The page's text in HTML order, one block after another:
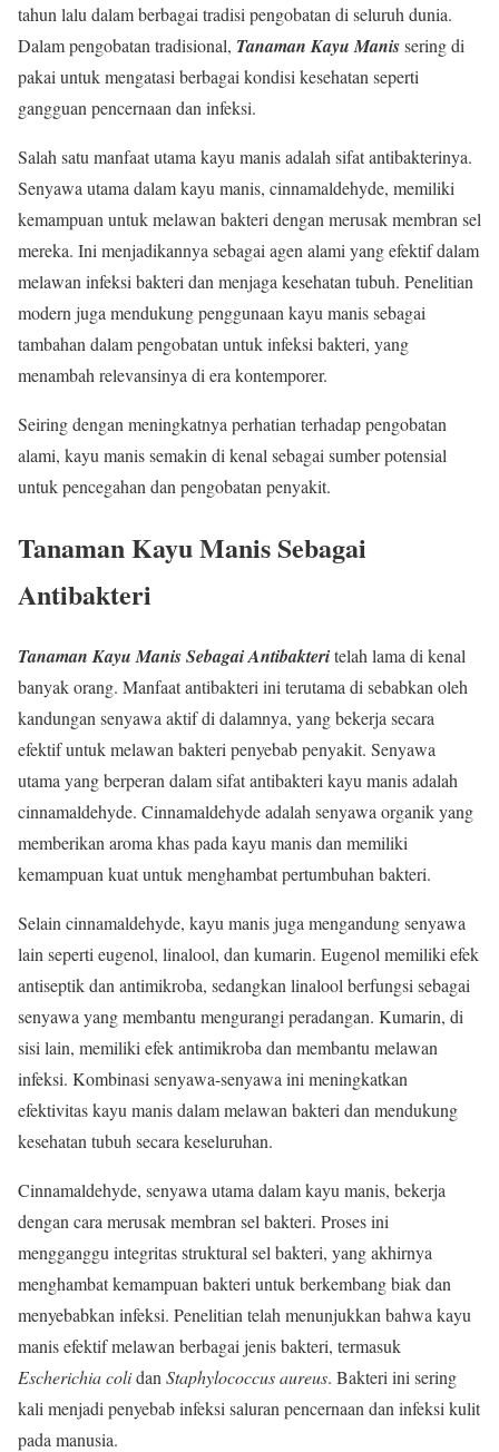
tahun lalu dalam berbagai tradisi pengobatan di seluruh dunia.
Dalam pengobatan tradisional, Tanaman Kayu Manissering di
pakai untuk mengatasi berbagai kondisi kesehatan seperti
gangguan pencernaan dan infeksi.
Salah satu manfaat utama kayu manis adalah sifat antibakterinya.
Senyawa utama dalam kayu manis, cinnamaldehyde, memiliki
kemampuan untuk melawan bakteri dengan merusak membran sel
mereka. Ini menjadikannya sebagai agen alami yang efektif dalam
melawan infeksi bakteri dan menjaga kesehatan tubuh. Penelitian
modern juga mendukung penggunaan kayu manis sebagai
tambahan dalam pengobatan untuk infeksi bakteri, yang
menambah relevansinya di era kontemporer.
Seiring dengan meningkatnya perhatian terhadap pengobatan
alami, kayu manis semakin di kenal sebagai sumber potensial
untuk pencegahan dan pengobatan penyakit.
Tanaman Kayu Manis Sebagai
Antibakteri
Tanaman Kayu Manis Sebagai Antibakteritelah lama di kenal
banyak orang. Manfaat antibakteri ini terutama di sebabkan oleh
kandungan senyawa aktif di dalamnya, yang bekerja secara
efektif untuk melawan bakteri penyebab penyakit. Senyawa
utama yang berperan dalam sifat antibakteri kayu manis adalah
cinnamaldehyde. Cinnamaldehyde adalah senyawa organik yang
memberikan aroma khas pada kayu manis dan memiliki
kemampuan kuat untuk menghambat pertumbuhan bakteri.
Selain cinnamaldehyde, kayu manis juga mengandung senyawa
lain seperti eugenol, linalool, dan kumarin. Eugenol memiliki efek
antiseptik dan antimikroba, sedangkan linalool berfungsi sebagai
senyawa yang membantu mengurangi peradangan. Kumarin, di
sisi lain, memiliki efek antimikroba dan membantu melawan
infeksi. Kombinasi senyawa-senyawa ini meningkatkan
efektivitas kayu manis dalam melawan bakteri dan mendukung
kesehatan tubuh secara keseluruhan.
Cinnamaldehyde, senyawa utama dalam kayu manis, bekerja
dengan cara merusak membran sel bakteri. Proses ini
mengganggu integritas struktural sel bakteri, yang akhirnya
menghambat kemampuan bakteri untuk berkembang biak dan
menyebabkan infeksi. Penelitian telah menunjukkan bahwa kayu
manis efektif melawan berbagai jenis bakteri, termasuk
Escherichia colidan Staphylococcus aureus. Bakteri ini sering
kali menjadi penyebab infeksi saluran pencernaan dan infeksi kulit
pada manusia.